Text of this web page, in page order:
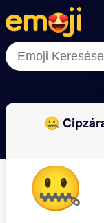
Menu
Close
Menu
Close
🤐
🤐